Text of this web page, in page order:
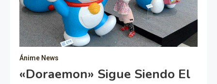
Ánime News
«Doraemon» Sigue Siendo El